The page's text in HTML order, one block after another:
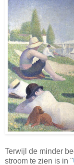
Terwijl de minder
stroom te zien is in "